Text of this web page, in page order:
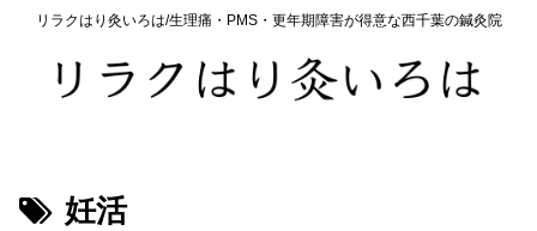
リラクはり灸いろは/生理痛・PMS・更年期障害が得意な西千葉の鍼灸院
妊活